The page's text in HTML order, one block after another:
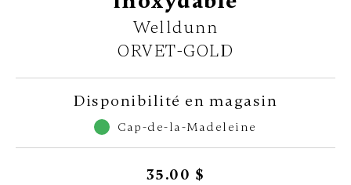
Welldunn
ORVET-GOLD
Disponibilité en magasin
Cap-de-la-Madeleine
35.00 $